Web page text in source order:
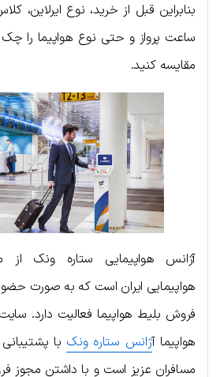
بنابراین قبل از خرید، نوع ایرلاین،
ساعت پرواز و حتی نوع هواپیما را چک
مقایسه کنید.
آژانس هواپیمایی ستاره ونک از
هواپیمایی ایران است که به صورت
فروش بلیط هواپیما فعالیت دارد.
هواپیما آژانس ستاره ونک
مسافران عزیز است و با داشتن مجوز